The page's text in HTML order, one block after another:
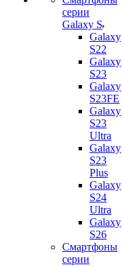
серии
Galaxy S
Galaxy
S22
Galaxy
S23
Galaxy
S23FE
Galaxy
S23
Ultra
Galaxy
S23
Plus
Galaxy
S24
Ultra
Galaxy
S26
Смартфоны
серии